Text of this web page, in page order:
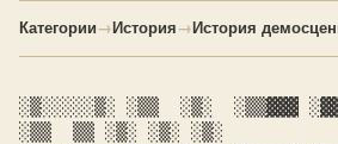
Категории→История→История
░▒░░░░░▒░ ░▒▒  ░▒░  ░▒▒▓▓▓
░▒▒  ▒▒ ░▒░ ░▒░ ░▒░